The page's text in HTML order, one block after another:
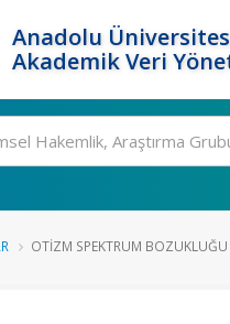
Anadolu
Akademik Veri
OTIZM SPEKTRUM BOZUKLUĞU